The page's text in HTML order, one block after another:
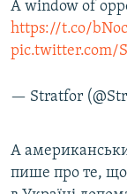
A window of
https://t.co/
pic.twitter.com/
— Stratfor
А
пише про те,